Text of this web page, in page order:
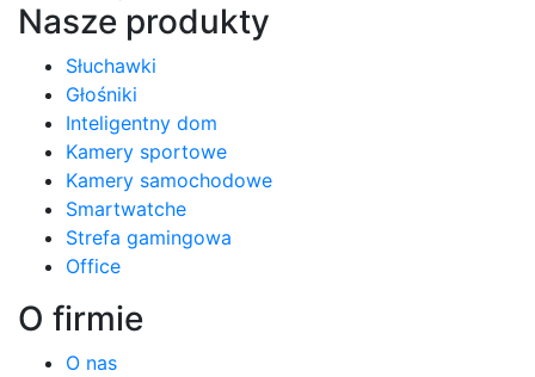
Nasze produkty
Słuchawki
Głośniki
Inteligentny dom
Kamery sportowe
Kamery samochodowe
Smartwatche
Strefa gamingowa
Office
O firmie
O nas